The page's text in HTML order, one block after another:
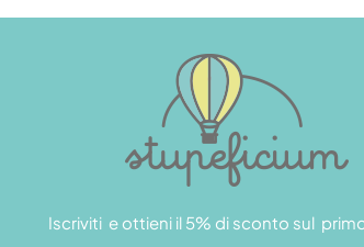
Iscriviti e ottieni il 5% di sconto sul